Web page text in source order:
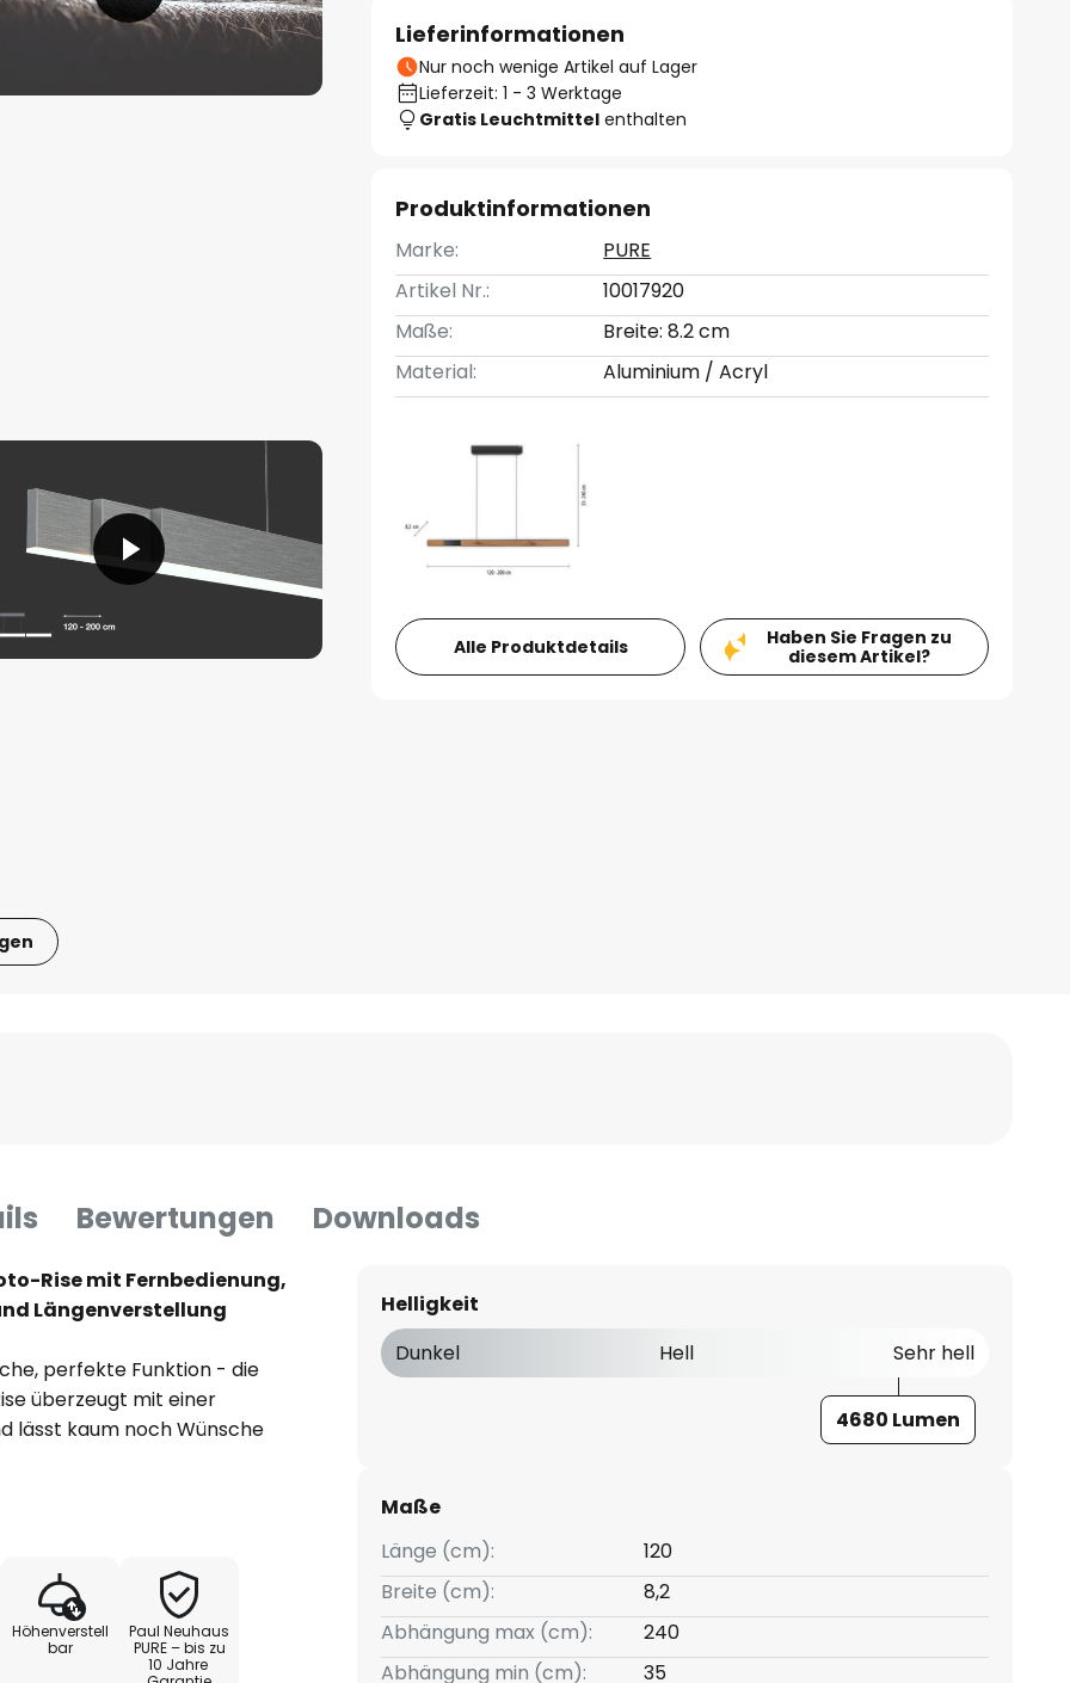
Lieferinformationen
Nur noch wenige Artikel auf Lager
Lieferzeit: 1 - 3 Werktage
Gratis Leuchtmittel enthalten
Produktinformationen
Marke:
PURE
Artikel Nr.:
10017920
Maße:
Breite: 8.2 cm
Material:
Aluminium / Acryl
Alle Produktdetails
Haben Sie Fragen zu
diesem Artikel?
Bewertungen Downloads
Rise mit Fernbedienung,
Längenverstellung
perfekte Funktion - die
überzeugt mit einer
lässt kaum noch Wünsche
und e-LIFT®-
eine elektrische
mittels beiliegendem
Lichtschaltersysteme
verfügt über eine CCT-
Höhenverstell
bar
Paul Neuhaus
PURE – bis zu
10 Jahre
Helligkeit
Dunkel
Hell Sehr hell
4680 Lumen
Maße
Länge (cm):
120
Breite (cm):
8,2
Abhängung max (cm):
240
Abhängung min (cm):
35